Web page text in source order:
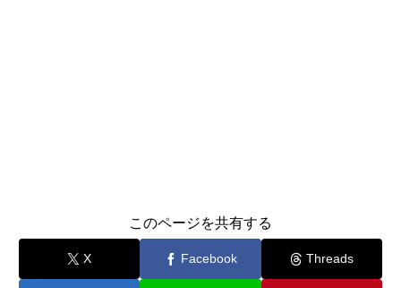
このページを共有する
X Facebook Threads